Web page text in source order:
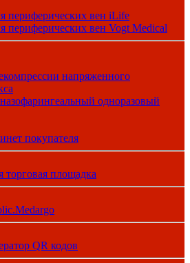
периферических вен iLife
периферических вен Vogt Medical
напряженного
одноразовый
покупателя
торговая площадка
QR кодов